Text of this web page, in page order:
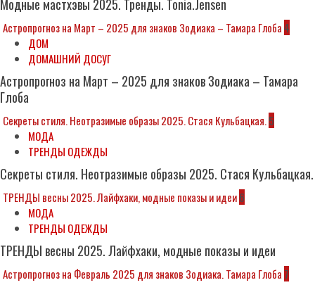
Модные мастхэвы 2025. Тренды. Tonia.Jensen
Астропрогноз на Март – 2025 для знаков Зодиака – Тамара Глоба4
ДОМ
ДОМАШНИЙ ДОСУГ
Астропрогноз на Март – 2025 для знаков Зодиака – Тамара
Глоба
Секреты стиля. Неотразимые образы 2025. Стася Кульбацкая.5
МОДА
ТРЕНДЫ ОДЕЖДЫ
Секреты стиля. Неотразимые образы 2025. Стася Кульбацкая.
ТРЕНДЫ весны 2025. Лайфхаки, модные показы и идеи6
МОДА
ТРЕНДЫ ОДЕЖДЫ
ТРЕНДЫ весны 2025. Лайфхаки, модные показы и идеи
Астропрогноз на Февраль 2025 для знаков Зодиака. Тамара Глоба 7